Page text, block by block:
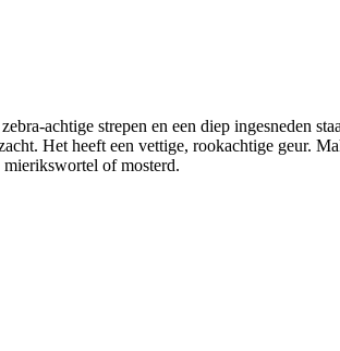
achtige strepen en een diep ingesneden
Het heeft een vettige, rookachtige geur.
of mosterd.